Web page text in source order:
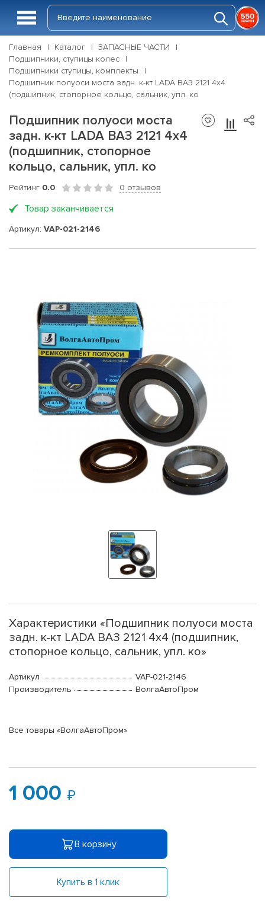
Главная Каталог
ЗАПАСНЫЕ ЧАСТИ
Подшипники, ступицы колес
Подшипники ступицы, комплекты
Подшипник полуоси моста задн. к-кт LADA ВАЗ 2121 4x4
(подшипник, стопорное кольцо, сальник, упл. ко
Подшипник полуоси моста
задн. к-кт LADA ВАЗ 2121 4x4
(подшипник, стопорное
кольцо, сальник, упл. ко
Рейтинг 0.0 0 отзывов
Товар заканчивается
Артикул: VAP-021-2146
Характеристики «Подшипник полуоси моста
задн. к-кт LADA ВАЗ 2121 4x4 (подшипник,
стопорное кольцо, сальник, упл. ко»
Артикул
VAP-021-2146
Производитель
ВолгаАвтоПром
Все товары «ВолгаАвтоПром»
1 000
В корзину
Купить в 1 клик